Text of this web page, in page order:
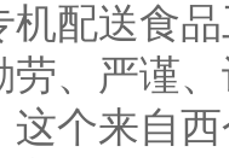
机配送食
劳、严谨
这个来自